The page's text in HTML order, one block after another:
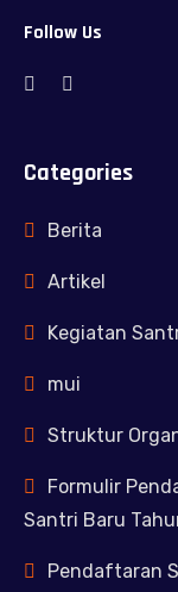
Follow Us
Categories
Berita
Artikel
Kegiatan
mui
Struktur
Formulir
Santri Baru
Pendaftaran